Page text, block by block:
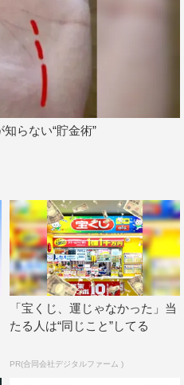
らない“貯金術”
「宝くじ、運じゃなかった」当
たる人は“同じこと”してる
PR(合同会社デジタルファーム )